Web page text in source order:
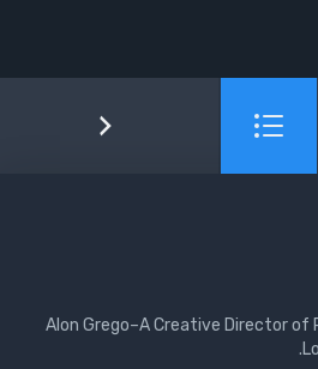
Alon Grego–A Creative Director of